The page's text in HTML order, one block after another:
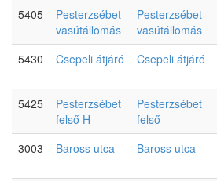
5405
Pesterzsébet
vasútállomás
Pesterzsébet
vasútállomás
5430
Csepeli átjáró Csepeli átjáró
5425
Pesterzsébet
felső H
Pesterzsébet
felső
3003
Baross utca Baross utca